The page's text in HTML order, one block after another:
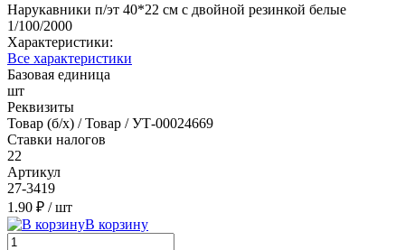
Нарукавники п/эт 40*22 см с двойной резинкой белые
1/100/2000
Характеристики:
Все характеристики
Базовая единица
шт
Реквизиты
Товар (б/х) / Товар / УТ-00024669
Ставки налогов
22
Артикул
27-3419
1.90 ₽ / шт
В корзину